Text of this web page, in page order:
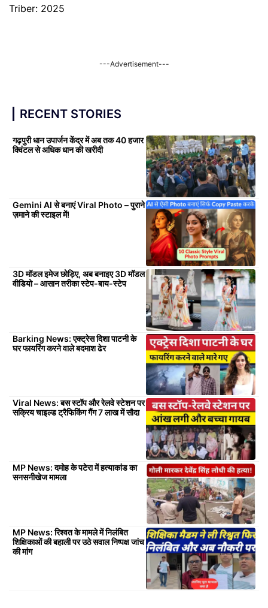
Triber: 2025
---Advertisement---
RECENT STORIES
गढ़पुरी धान उपार्जन केंद्र में अब तक 40 हजार
क्विंटल से अधिक धान की खरीदी
Gemini AI से बनाएं Viral Photo – पुराने
ज़माने की स्टाइल में!
3D मॉडल इमेज छोड़िए, अब बनाइए 3D मॉडल
वीडियो – आसान तरीका स्टेप-बाय-स्टेप
Barking News: एक्ट्रेस दिशा पाटनी के
घर फायरिंग करने वाले बदमाश ढेर
Viral News: बस स्टॉप और रेलवे स्टेशन पर
सक्रिय चाइल्ड ट्रैफिकिंग गैंग 7 लाख में सौदा
MP News: दमोह के पटेरा में हत्याकांड का
सनसनीखेज मामला
MP News: रिश्वत के मामले में निलंबित
शिक्षिकाओं की बहाली पर उठे सवाल निष्पक्ष जांच
की मांग